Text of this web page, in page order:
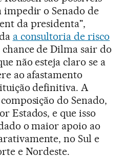
o Senado de
da presidenta",
a consultoria de risco
de Dilma sair do
não esteja claro se a
ao afastamento
definitiva. A
do Senado,
Estados, e que isso
o maior apoio ao
no Sul e
e Nordeste.